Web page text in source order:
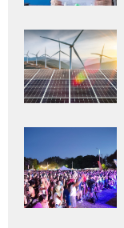
Adaugă
aici textul
pentru
subtitlu
aici textul
pentru
subtitlu